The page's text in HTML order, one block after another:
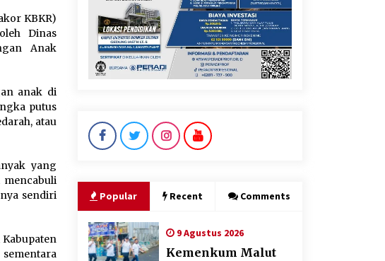
Perkuat Ekonomi Masyarakat
Papua Pegunungan
8 Agustus 2026
8 Agustus 2026
KBKR)
Dinas
Anak
anak di
putus
atau
yang
mencabuli
sendiri
Popular Recent Comments
9 Agustus 2026
Kemenkum Malut